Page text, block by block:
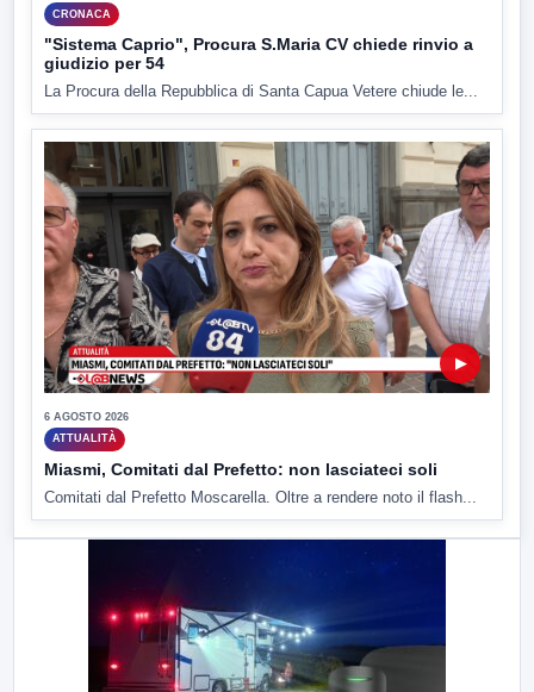
CRONACA
"Sistema Caprio", Procura S.Maria CV chiede rinvio a
giudizio per 54
La Procura della Repubblica di Santa Capua Vetere chiude le...
▶
6 AGOSTO 2026
ATTUALITÀ
Miasmi, Comitati dal Prefetto: non lasciateci soli
Comitati dal Prefetto Moscarella. Oltre a rendere noto il flash...